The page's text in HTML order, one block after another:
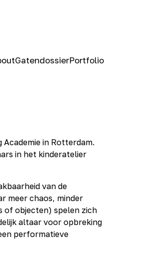
GatendossierPortfolio
Academie in Rotterdam.
in het kinderatelier
van de
meer chaos, minder
of objecten) spelen zich
altaar voor opbreking
performatieve